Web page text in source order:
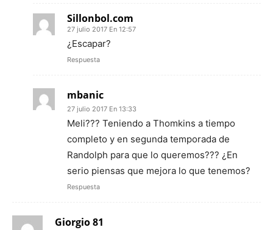
Sillonbol.com
27 julio 2017 En 12:57
¿Escapar?
Respuesta
mbanic
27 julio 2017 En 13:33
Meli??? Teniendo a Thomkins a tiempo
completo y en segunda temporada de
Randolph para que lo queremos??? ¿En
serio piensas que mejora lo que tenemos?
Respuesta
Giorgio 81